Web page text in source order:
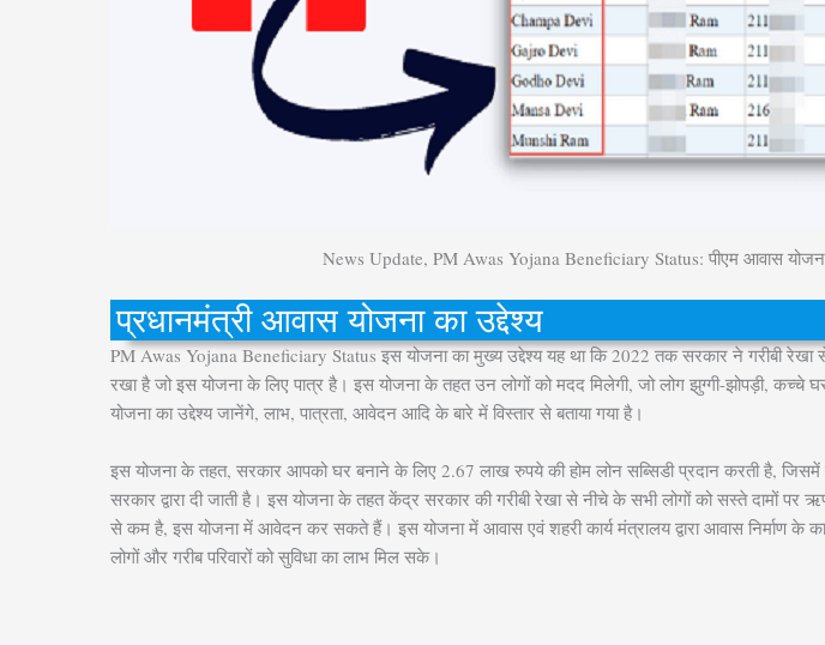
News Update, PM Awas Yojana Beneficiary Status: पीएम आवास
प्रधानमंत्री आवास योजना का उद्देश्य
PM Awas Yojana Beneficiary Status इस योजना का मुख्य उद्देश्य यह था कि 2022 तक सरकार ने गरीबी रेखा
रखा है जो इस योजना के लिए पात्र है। इस योजना के तहत उन लोगों को मदद मिलेगी, जो लोग झुग्गी-झोपड़ी,
योजना का उद्देश्य जानेंगे, लाभ, पात्रता, आवेदन आदि के बारे में विस्तार से बताया गया है।
इस योजना के तहत, सरकार आपको घर बनाने के लिए 2.67 लाख रुपये की होम लोन सब्सिडी प्रदान करती है,
सरकार द्वारा दी जाती है। इस योजना के तहत केंद्र सरकार की गरीबी रेखा से नीचे के सभी लोगों को सस्ते दामों पर
से कम है, इस योजना में आवेदन कर सकते हैं। इस योजना में आवास एवं शहरी कार्य मंत्रालय द्वारा आवास निर्माण के
लोगों और गरीब परिवारों को सुविधा का लाभ मिल सके।